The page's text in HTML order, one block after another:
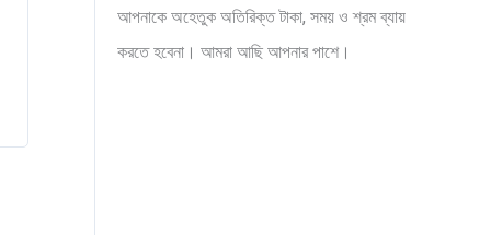
আপনাকে অহেতুক অতিরিক্ত টাকা, সময় ও শ্রম ব্যায়
করতে হবেনা। আমরা আছি আপনার পাশে।